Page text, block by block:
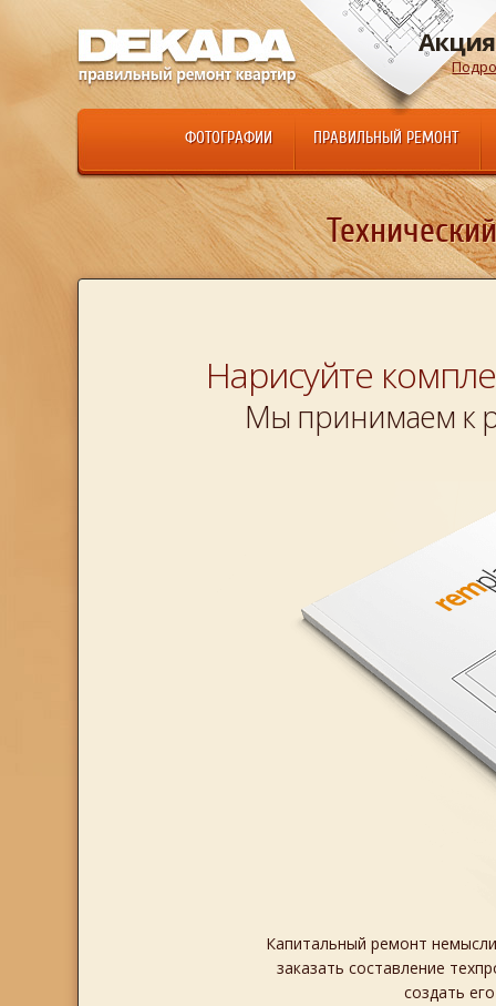
ФОТОГРАФИИ ПРАВИЛЬНЫЙ РЕМОНТ
Нарисуйте
Мы принимаем к
Капитальный ремонт
заказать составление
создать